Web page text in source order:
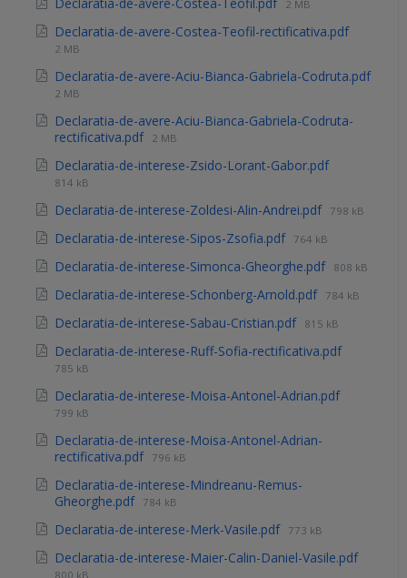
Declaratia-de-avere-Costea-Teofil.pdf 2 MB
Declaratia-de-avere-Costea-Teofil-rectificativa.pdf
2 MB
Declaratia-de-avere-Aciu-Bianca-Gabriela-Codruta.pdf
2 MB
Declaratia-de-avere-Aciu-Bianca-Gabriela-Codruta-
rectificativa.pdf 2 MB
Declaratia-de-interese-Zsido-Lorant-Gabor.pdf
814 kB
Declaratia-de-interese-Zoldesi-Alin-Andrei.pdf 798 kB
Declaratia-de-interese-Sipos-Zsofia.pdf 764 kB
Declaratia-de-interese-Simonca-Gheorghe.pdf 808 kB
Declaratia-de-interese-Schonberg-Arnold.pdf 784 kB
Declaratia-de-interese-Sabau-Cristian.pdf 815 kB
Declaratia-de-interese-Ruff-Sofia-rectificativa.pdf
785 kB
Declaratia-de-interese-Moisa-Antonel-Adrian.pdf
799 kB
Declaratia-de-interese-Moisa-Antonel-Adrian-
rectificativa.pdf 796 kB
Declaratia-de-interese-Mindreanu-Remus-
Gheorghe.pdf 784 kB
Declaratia-de-interese-Merk-Vasile.pdf 773 kB
Declaratia-de-interese-Maier-Calin-Daniel-Vasile.pdf
800 kB